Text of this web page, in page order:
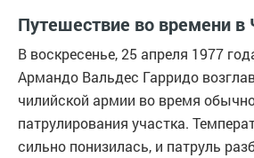
Путешествие во времени в
В воскресенье, 25 апреля 1977
Армандо Вальдес Гарридо
чилийской армии во время
патрулирования участка.
сильно понизилась, и патруль